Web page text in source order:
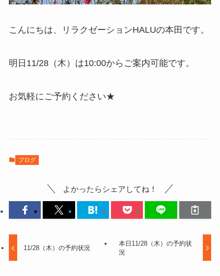
こんにちは、リラクゼーションHALUの本田です。
明日11/28（木）は10:00からご案内可能です。
お気軽にご予約ください★
ブログ
よかったらシェアしてね！
11/28（木）の予約状況
本日11/28（木）の予約状
況